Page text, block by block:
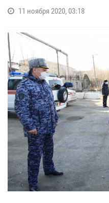
11 ноября 2020, 03:18